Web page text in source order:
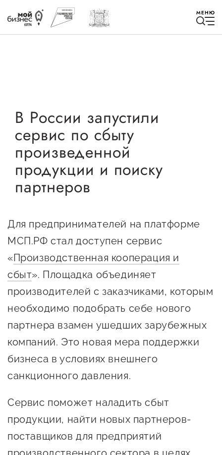
МЕНЮ
Быть в курсе
Истории успеха
Мероприятия
Онлайн-витрина продукции
Социальные сети "Мой
Бизнес Югра"
Меры поддержки
поддержки
Консультационная поддержка
инновационно-
технологического
В России запустили
сервис по сбыту
произведенной
продукции и поиску
партнеров
Для предпринимателей на платформе
МСП.РФ стал доступен сервис
«Производственная кооперация и
сбыт». Площадка объединяет
производителей с заказчиками, которым
необходимо подобрать себе нового
партнера взамен ушедших зарубежных
компаний. Это новая мера поддержки
бизнеса в условиях внешнего
санкционного давления.
Сервис поможет наладить сбыт
продукции, найти новых партнеров-
поставщиков для предприятий